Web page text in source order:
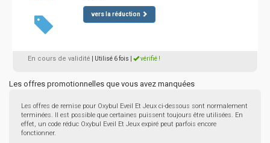
vers la réduction
En cours de validité | Utilisé 6 fois vérifié !
Les offres promotionnelles que vous avez manquées
Les offres de remise pour Oxybul Eveil Et Jeux ci-dessous sont normalement
terminées. Il est possible que certaines puissent toujours être utilisées. En
effet, un code réduc Oxybul Eveil Et Jeux expiré peut parfois encore
fonctionner.